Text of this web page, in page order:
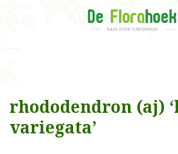
rhododendron (aj)
variegata’